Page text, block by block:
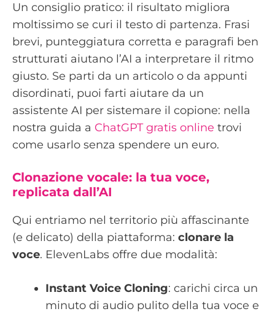
Un consiglio pratico: il risultato migliora
moltissimo se curi il testo di partenza. Frasi
brevi, punteggiatura corretta e paragrafi ben
strutturati aiutano l’AI a interpretare il ritmo
giusto. Se parti da un articolo o da appunti
disordinati, puoi farti aiutare da un
assistente AI per sistemare il copione: nella
nostra guida a ChatGPT gratis online trovi
come usarlo senza spendere un euro.
Clonazione vocale: la tua voce,
replicata dall’AI
Qui entriamo nel territorio più affascinante
(e delicato) della piattaforma: clonare la
voce. ElevenLabs offre due modalità:
Instant Voice Cloning: carichi circa un
minuto di audio pulito della tua voce e